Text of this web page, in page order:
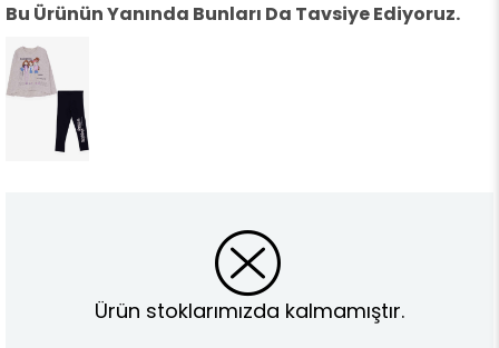
Bu Ürünün Yanında Bunları Da Tavsiye Ediyoruz.
Ürün stoklarımızda kalmamıştır.